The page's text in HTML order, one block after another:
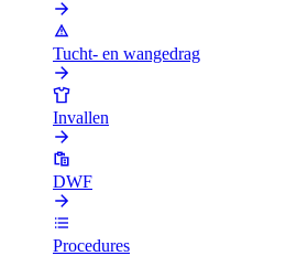
Tucht- en wangedrag
Invallen
DWF
Procedures